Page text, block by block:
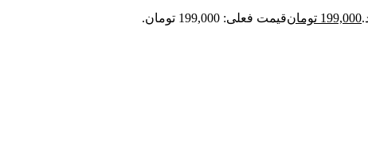
199,000 تومانقیمت فعلی: 199,000 تومان.